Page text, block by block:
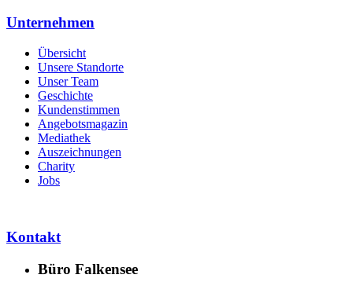
Unternehmen
Übersicht
Unsere Standorte
Unser Team
Geschichte
Kundenstimmen
Angebotsmagazin
Mediathek
Auszeichnungen
Charity
Jobs
Kontakt
Büro Falkensee